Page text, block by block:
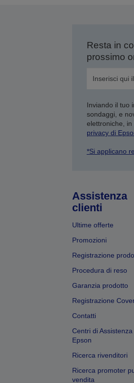
Resta in
prossimo
Inviando il tuo
sondaggi, e
elettroniche, in
privacy di
*Si applicano
Assistenza
clienti
Ultime offerte
Promozioni
Registrazione
Procedura di reso
Garanzia prodotto
Registrazione
Contatti
Centri di Assistenza
Epson
Ricerca rivenditori
Ricerca promoter
vendita